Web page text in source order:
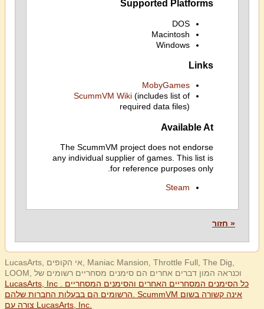
Supported Platforms
DOS
Macintosh
Windows
Links
MobyGames
ScummVM Wiki(includes list of
required data files)
Available At
The ScummVM project does not endorse
any individual supplier of games. This list is
for reference purposes only.
Steam
« חזור
LucasArts, אי הקופים, Maniac Mansion, Throttle Full, The Dig,
LOOM, וכנראה המון דברים אחרים הם סימנים מסחריים רשומים של
LucasArts, Inc . כל הסימנים המסחריים האחרים והסימנים המסחריים
הרשומים הם בבעלות החברות שלהם. ScummVM אינה קשורה בשום
צורה עם LucasArts, Inc.